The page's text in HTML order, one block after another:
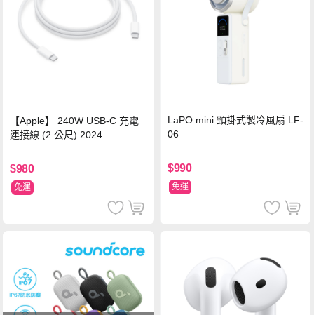
【Apple】 240W USB-C 充電
連接線 (2 公尺) 2024
$980
免運
LaPO mini 頸掛式製冷風扇 LF-
06
$990
免運